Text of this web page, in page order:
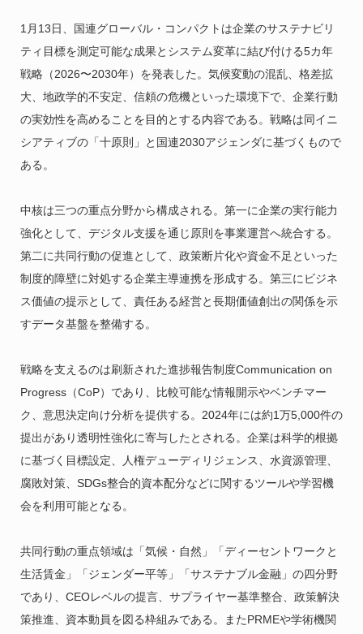
1月13日、国連グローバル・コンパクトは企業のサステナビリ
ティ目標を測定可能な成果とシステム変革に結び付ける5カ年
戦略（2026〜2030年）を発表した。気候変動の混乱、格差拡
大、地政学的不安定、信頼の危機といった環境下で、企業行動
の実効性を高めることを目的とする内容である。戦略は同イニ
シアティブの「十原則」と国連2030アジェンダに基づくもので
ある。
中核は三つの重点分野から構成される。第一に企業の実行能力
強化として、デジタル支援を通じ原則を事業運営へ統合する。
第二に共同行動の促進として、政策断片化や資金不足といった
制度的障壁に対処する企業主導連携を形成する。第三にビジネ
ス価値の提示として、責任ある経営と長期価値創出の関係を示
すデータ基盤を整備する。
戦略を支えるのは刷新された進捗報告制度Communication on
Progress（CoP）であり、比較可能な情報開示やベンチマー
ク、意思決定向け分析を提供する。2024年には約1万5,000件の
提出があり透明性強化に寄与したとされる。企業は科学的根拠
に基づく目標設定、人権デューディリジェンス、水資源管理、
腐敗対策、SDGs整合的資本配分などに関するツールや学習機
会を利用可能となる。
共同行動の重点領域は「気候・自然」「ディーセントワークと
生活賃金」「ジェンダー平等」「サステナブル金融」の四分野
であり、CEOレベルの提言、サプライヤー基準整合、政策解決
策推進、資本動員を図る枠組みである。またPRMEや学術機関